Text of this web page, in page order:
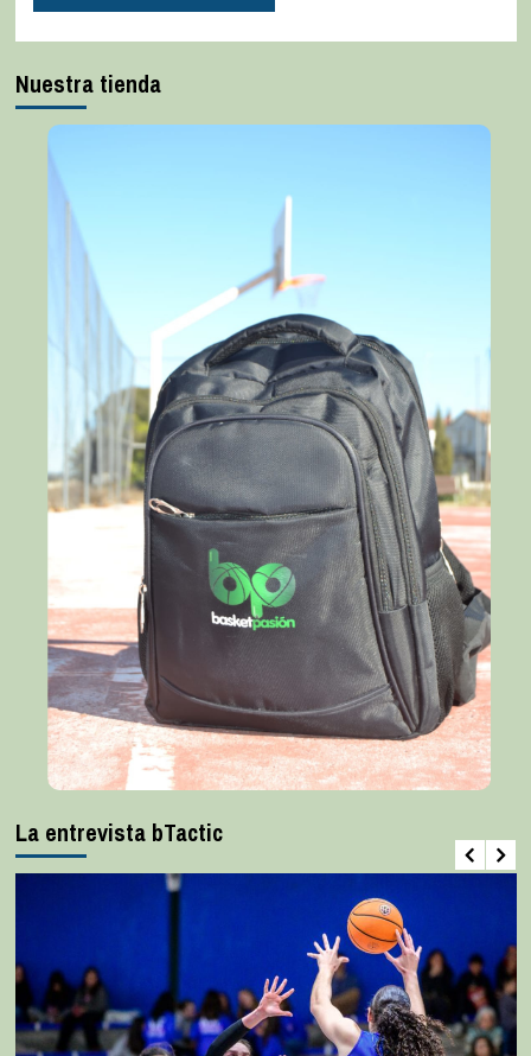
Nuestra tienda
La entrevista bTactic